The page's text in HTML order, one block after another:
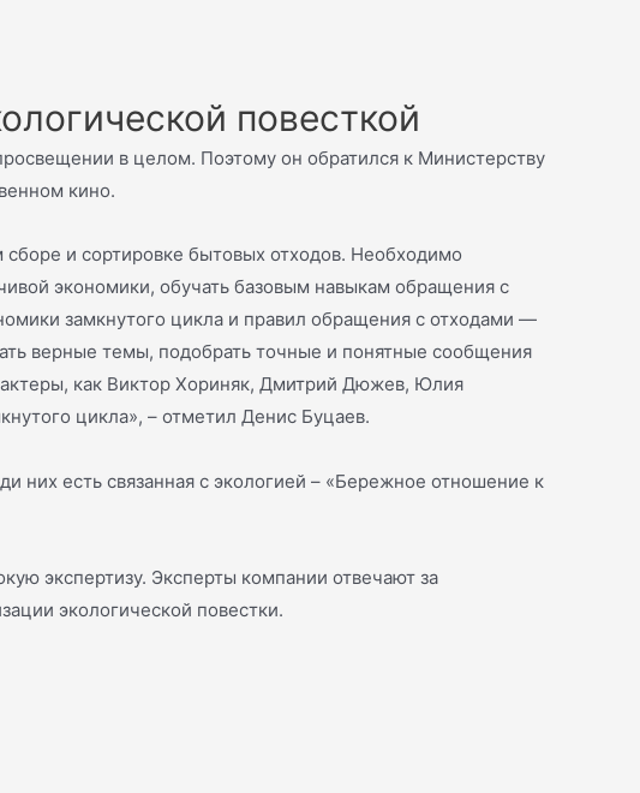
повесткой
в целом. Поэтому он обратился к Министерству
кино.
сборе и сортировке бытовых отходов. Необходимо
экономики, обучать базовым навыкам обращения с
замкнутого цикла и правил обращения с отходами —
верные темы, подобрать точные и понятные сообщения
как Виктор Хориняк, Дмитрий Дюжев, Юлия
цикла», – отметил Денис Буцаев.
них есть связанная с экологией – «Бережное отношение к
экспертизу. Эксперты компании отвечают за
экологической повестки.